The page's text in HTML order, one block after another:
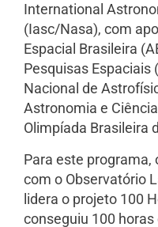
International
(Iasc/Nasa), com
Espacial Brasileira
Pesquisas Espaciais
Nacional de
Astronomia e
Olimpíada Brasileira
Para este programa,
com o Observatório
lidera o projeto 100
conseguiu 100